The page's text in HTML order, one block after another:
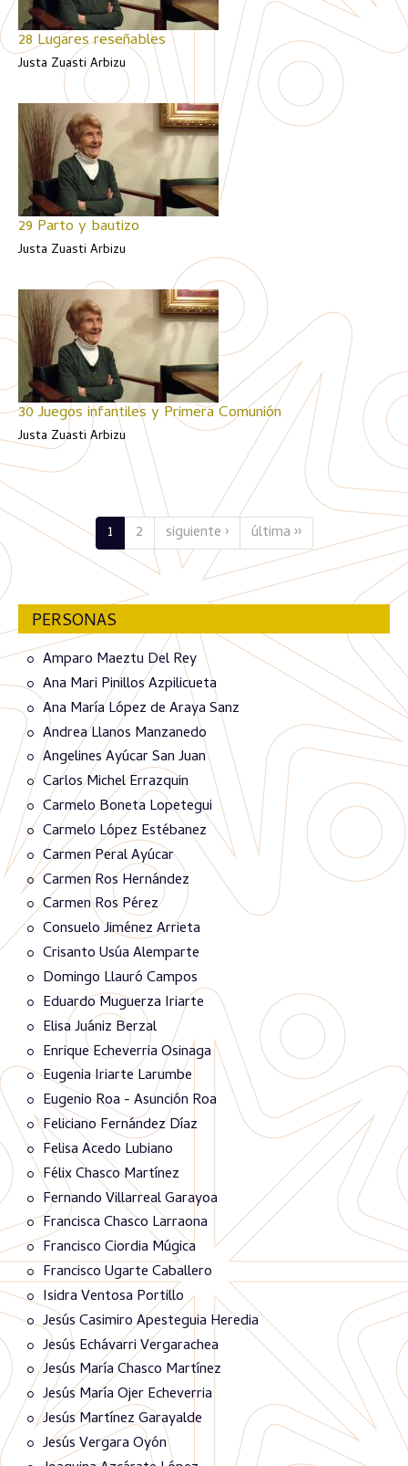
28 Lugares reseñables
Justa Zuasti Arbizu
29 Parto y bautizo
Justa Zuasti Arbizu
30 Juegos infantiles y Primera Comunión
Justa Zuasti Arbizu
1 2 siguiente › última ››
PERSONAS
Amparo Maeztu Del Rey
Ana Mari Pinillos Azpilicueta
Ana María López de Araya Sanz
Andrea Llanos Manzanedo
Angelines Ayúcar San Juan
Carlos Michel Errazquin
Carmelo Boneta Lopetegui
Carmelo López Estébanez
Carmen Peral Ayúcar
Carmen Ros Hernández
Carmen Ros Pérez
Consuelo Jiménez Arrieta
Crisanto Usúa Alemparte
Domingo Llauró Campos
Eduardo Muguerza Iriarte
Elisa Juániz Berzal
Enrique Echeverria Osinaga
Eugenia Iriarte Larumbe
Eugenio Roa - Asunción Roa
Feliciano Fernández Díaz
Felisa Acedo Lubiano
Félix Chasco Martínez
Fernando Villarreal Garayoa
Francisca Chasco Larraona
Francisco Ciordia Múgica
Francisco Ugarte Caballero
Isidra Ventosa Portillo
Jesús Casimiro Apesteguia Heredia
Jesús Echávarri Vergarachea
Jesús María Chasco Martínez
Jesús María Ojer Echeverria
Jesús Martínez Garayalde
Jesús Vergara Oyón